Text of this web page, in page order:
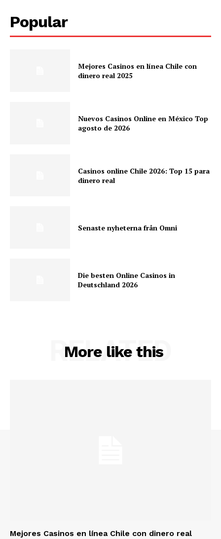
Popular
Mejores Casinos en línea Chile con
dinero real 2025
Nuevos Casinos Online en México Top
agosto de 2026
Casinos online Chile 2026: Top 15 para
dinero real
Senaste nyheterna från Omni
Die besten Online Casinos in
Deutschland 2026
More like this
RELATED
Mejores Casinos en línea Chile con dinero real